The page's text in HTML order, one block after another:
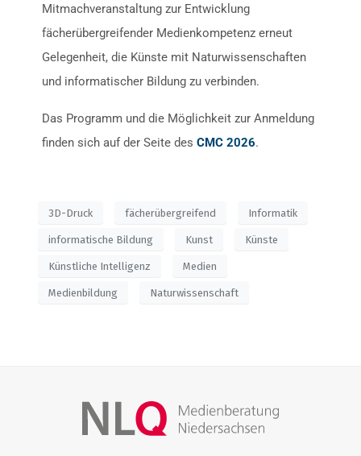
Mitmachveranstaltung zur Entwicklung
fächerübergreifender Medienkompetenz erneut
Gelegenheit, die Künste mit Naturwissenschaften
und informatischer Bildung zu verbinden.
Das Programm und die Möglichkeit zur Anmeldung
finden sich auf der Seite desCMC 2026.
3D-Druck fächerübergreifend Informatik
informatische Bildung Kunst Künste
Künstliche Intelligenz Medien
Medienbildung Naturwissenschaft